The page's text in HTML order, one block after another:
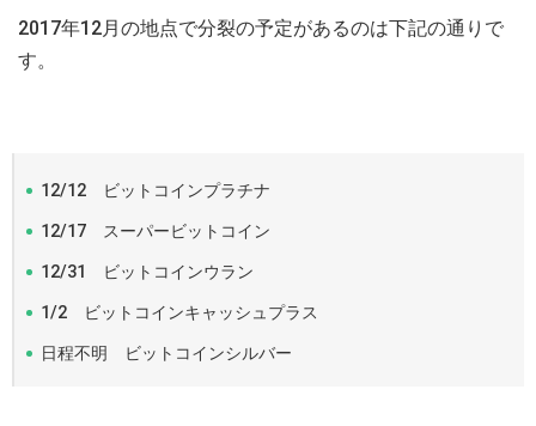
2017年12月の地点で分裂の予定があるのは下記の通りで
す。
12/12 ビットコインプラチナ
12/17 スーパービットコイン
12/31 ビットコインウラン
1/2 ビットコインキャッシュプラス
日程不明 ビットコインシルバー